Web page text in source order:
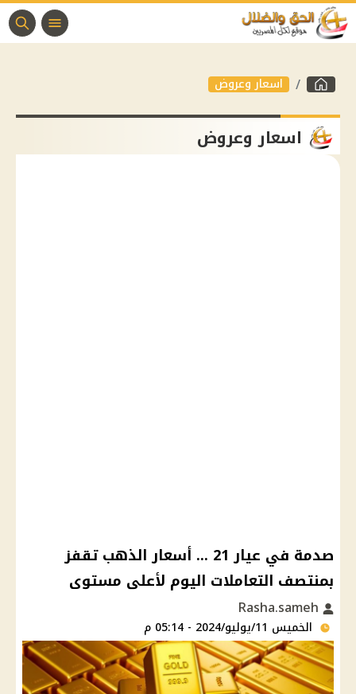
اسعار وعروض
اسعار وعروض
صدمة في عيار 21 ... أسعار الذهب تقفز
بمنتصف التعاملات اليوم لأعلى مستوى
الخميس 11/يوليو/2024 - 05:14 م